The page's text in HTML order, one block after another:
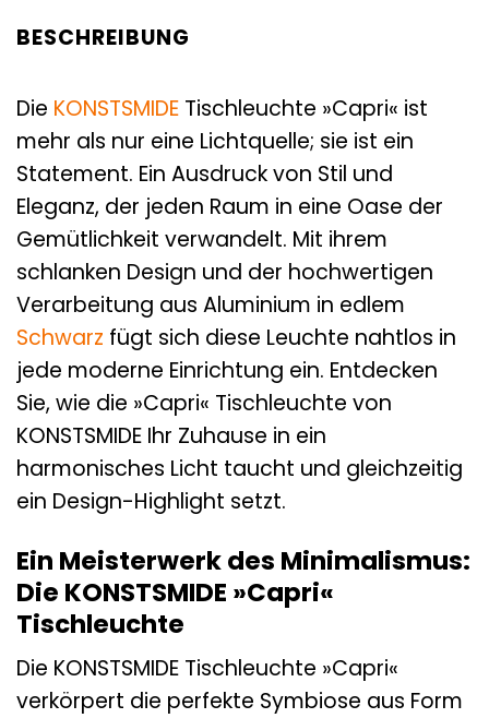
BESCHREIBUNG
Die KONSTSMIDE Tischleuchte »Capri« ist
mehr als nur eine Lichtquelle; sie ist ein
Statement. Ein Ausdruck von Stil und
Eleganz, der jeden Raum in eine Oase der
Gemütlichkeit verwandelt. Mit ihrem
schlanken Design und der hochwertigen
Verarbeitung aus Aluminium in edlem
Schwarz fügt sich diese Leuchte nahtlos in
jede moderne Einrichtung ein. Entdecken
Sie, wie die »Capri« Tischleuchte von
KONSTSMIDE Ihr Zuhause in ein
harmonisches Licht taucht und gleichzeitig
ein Design-Highlight setzt.
Ein Meisterwerk des Minimalismus:
Die KONSTSMIDE »Capri«
Tischleuchte
Die KONSTSMIDE Tischleuchte »Capri«
verkörpert die perfekte Symbiose aus Form